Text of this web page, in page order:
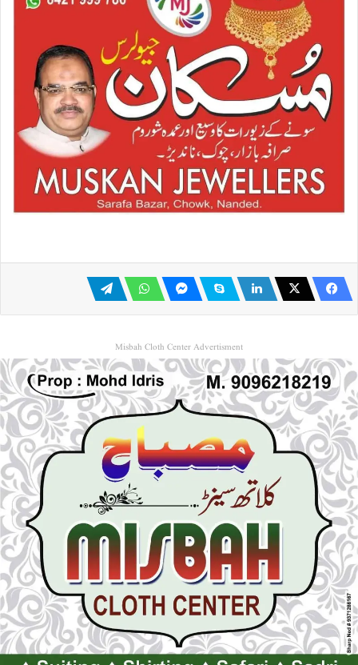
Misbah Cloth Center Advertisment